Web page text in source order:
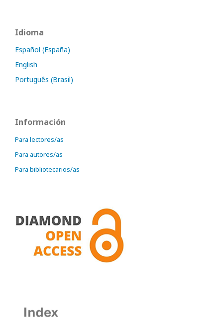
Idioma
Español (España)
English
Português (Brasil)
Información
Para lectores/as
Para autores/as
Para bibliotecarios/as